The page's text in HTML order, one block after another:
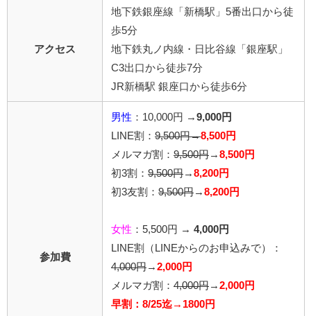
アクセス
地下鉄銀座線「新橋駅」5番出口から徒
歩5分
地下鉄丸ノ内線・日比谷線「銀座駅」
C3出口から徒歩7分
JR新橋駅 銀座口から徒歩6分
参加費
男性 ：10,000円 → 9,000円
LINE割： 9,500円→8,500円
メルマガ割： 9,500円 → 8,500円
初3割： 9,500円 → 8,200円
初3友割： 9,500円 → 8,200円
女性 ：5,500円 → 4,000円
LINE割
（LINEからのお申込みで）
：
4,000円 → 2,000円
メルマガ割： 4,000円 → 2,000円
早割：8/25迄→1800円